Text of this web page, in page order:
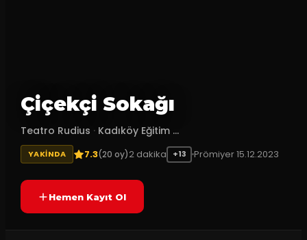
Çiçekçi Sokağı
Teatro Rudius · Kadıköy Eğitim ...
YAKINDA 7.3(20 oy)2 dakika +13 Prömiyer15.12.2023
Hemen Kayıt Ol